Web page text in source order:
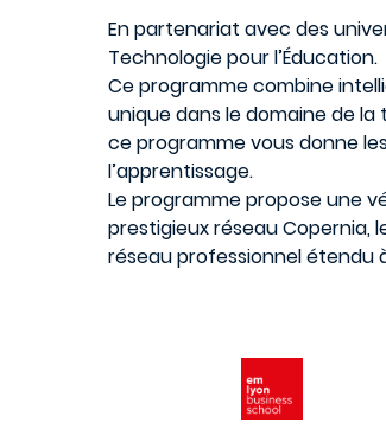
En partenariat avec des
Technologie pour l’Éducation.
Ce programme combine
unique dans le domaine de
ce programme vous donne
l’apprentissage.
Le programme propose une
prestigieux réseau Copernia,
réseau professionnel étendu